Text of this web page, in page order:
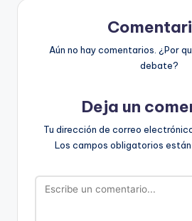
Aún no hay comentarios. ¿Por
debate?
Deja un
Tu dirección de correo
Los campos obligatorios